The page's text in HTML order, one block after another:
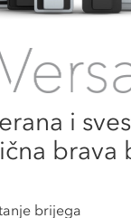
i
brava
brijega